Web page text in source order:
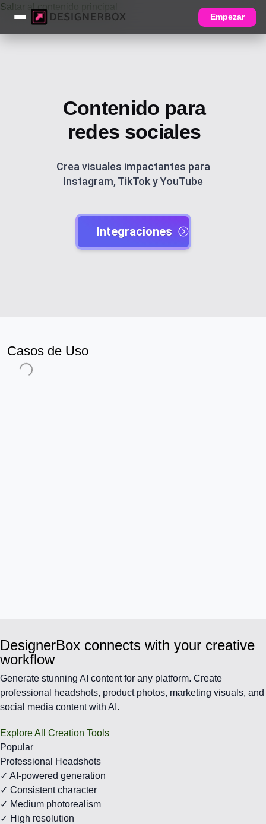
Saltar al contenido principal
Empezar
Contenido para
redes sociales
Crea visuales impactantes para
Instagram, TikTok y YouTube
Integraciones
Casos de Uso
DesignerBox connects with your creative
workflow
Generate stunning AI content for any platform. Create
professional headshots, product photos, marketing visuals, and
social media content with AI.
Explore All Creation Tools
Popular
Professional Headshots
✓ AI-powered generation
✓ Consistent character
✓ Medium photorealism
✓ High resolution